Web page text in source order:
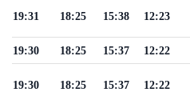
12:23
15:38
18:25
19:31
12:22
15:37
18:25
19:30
12:22
15:37
18:25
19:30